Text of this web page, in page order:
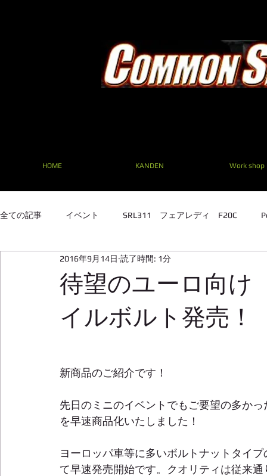
HOME KANDEN Work shop
全ての記事 イベント SRL311 フェアレディ F20C
SRL311 フェアレディ F20C TE27 ２TG
待望のユーロ向
イルボルト発売！
2016年9月14日 読了時間: 1分
新商品のご紹介です！
先日のミニのイベントでもご要望の多か
を早速商品化いたしました！
ヨーロッパ車等に多いボルトナットタイ
て早速発売開始です。クオリティは従来